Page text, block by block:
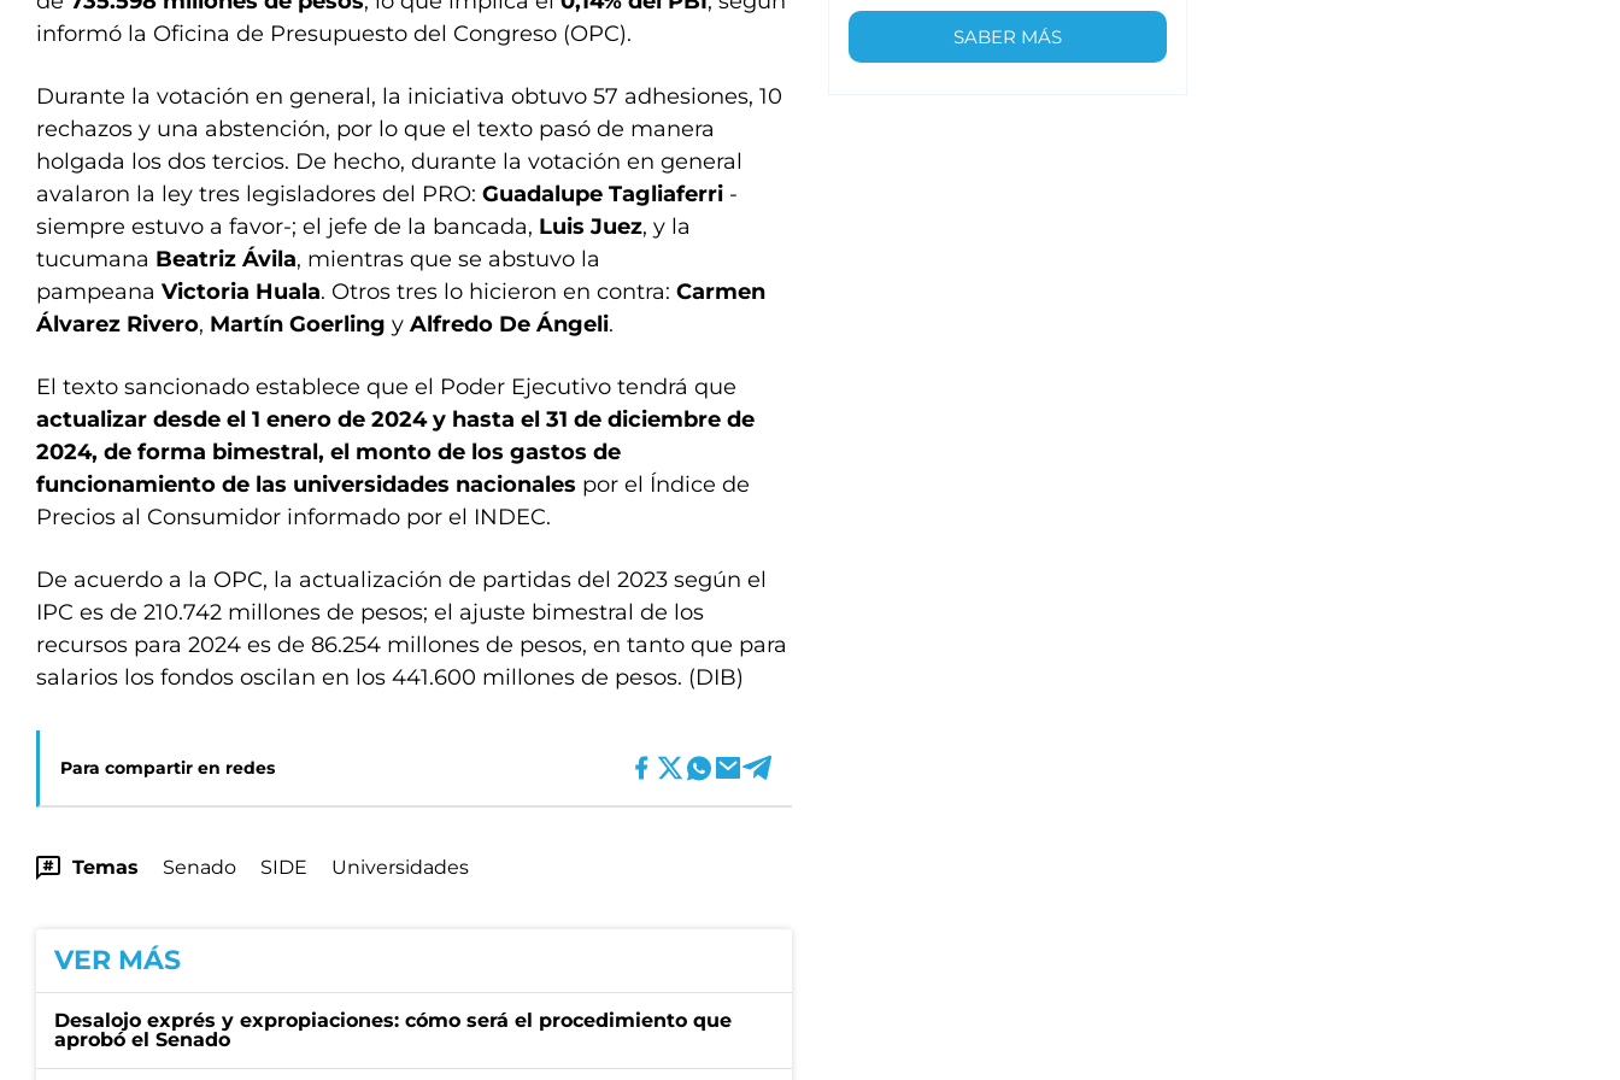
informó la Oficina de Presupuesto del Congreso (OPC).
Durante la votación en general, la iniciativa obtuvo 57 adhesiones, 10
rechazos y una abstención, por lo que el texto pasó de manera
holgada los dos tercios. De hecho, durante la votación en general
avalaron la ley tres legisladores del PRO: Guadalupe Tagliaferri -
siempre estuvo a favor-; el jefe de la bancada, Luis Juez, y la
tucumana Beatriz Ávila, mientras que se abstuvo la
pampeana Victoria Huala. Otros tres lo hicieron en contra: Carmen
Álvarez Rivero, Martín Goerling y Alfredo De Ángeli.
El texto sancionado establece que el Poder Ejecutivo tendrá que
actualizar desde el 1 enero de 2024 y hasta el 31 de diciembre de
2024, de forma bimestral, el monto de los gastos de
funcionamiento de las universidades nacionales por el Índice de
Precios al Consumidor informado por el INDEC.
De acuerdo a la OPC, la actualización de partidas del 2023 según el
IPC es de 210.742 millones de pesos; el ajuste bimestral de los
recursos para 2024 es de 86.254 millones de pesos, en tanto que para
salarios los fondos oscilan en los 441.600 millones de pesos. (DIB)
Para compartir en redes
Temas Senado SIDE Universidades
VER MÁS
Desalojo exprés y expropiaciones: cómo será el procedimiento que
aprobó el Senado
SABER MÁS